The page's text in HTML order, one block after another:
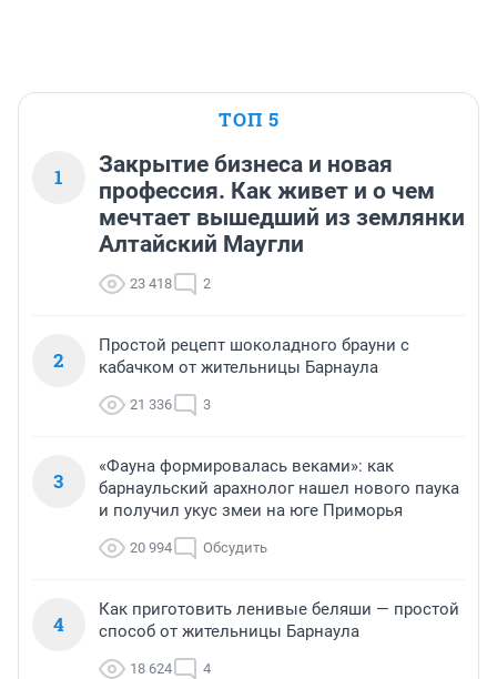
ТОП 5
1
Закрытие бизнеса и новая
профессия. Как живет и о чем
мечтает вышедший из землянки
Алтайский Маугли
23 418 2
2
Простой рецепт шоколадного брауни с
кабачком от жительницы Барнаула
21 336 3
3
«Фауна формировалась веками»: как
барнаульский арахнолог нашел нового паука
и получил укус змеи на юге Приморья
20 994 Обсудить
4
Как приготовить ленивые беляши — простой
способ от жительницы Барнаула
18 624 4